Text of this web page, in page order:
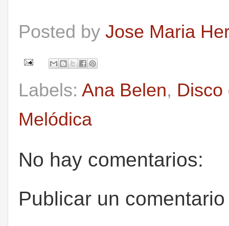
Posted by Jose Maria
Labels: Ana Belen, Disco
Melódica
No hay comentarios:
Publicar un comentario